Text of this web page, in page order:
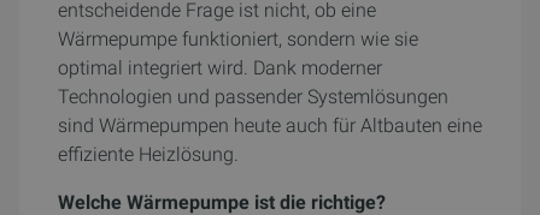
entscheidende Frage ist nicht, ob eine
Wärmepumpe funktioniert, sondern wie sie
optimal integriert wird. Dank moderner
Technologien und passender Systemlösungen
sind Wärmepumpen heute auch für Altbauten eine
effiziente Heizlösung.
Welche Wärmepumpe ist die richtige?